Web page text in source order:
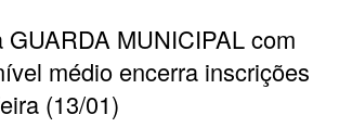
GUARDA MUNICIPAL com
médio encerra inscrições
(13/01)